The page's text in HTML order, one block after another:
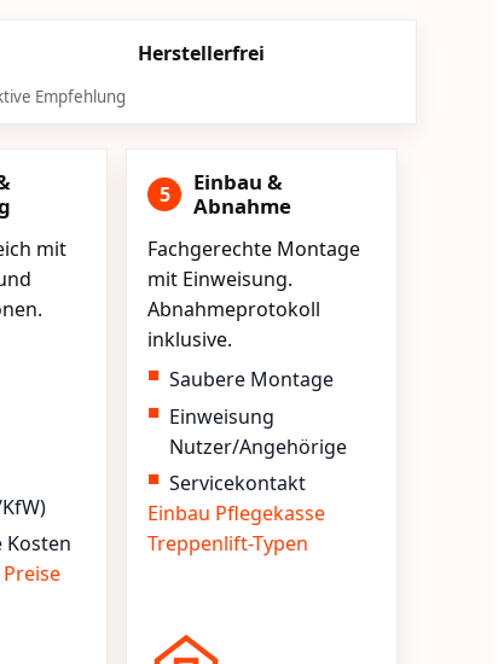
Herstellerfrei
Empfehlung
mit
Kosten
Preise
5
Einbau &
Abnahme
Fachgerechte Montage
mit Einweisung.
Abnahmeprotokoll
inklusive.
Saubere Montage
Einweisung
Nutzer/Angehörige
Servicekontakt
Einbau Pflegekasse
Treppenlift-Typen